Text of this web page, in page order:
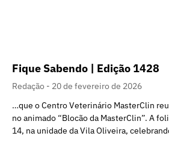
Fique Sabendo | Edição 1428
Redação
20 de fevereiro de 2026
…que o Centro Veterinário MasterClin
no animado “Blocão da MasterClin”. A
14, na unidade da Vila Oliveira,